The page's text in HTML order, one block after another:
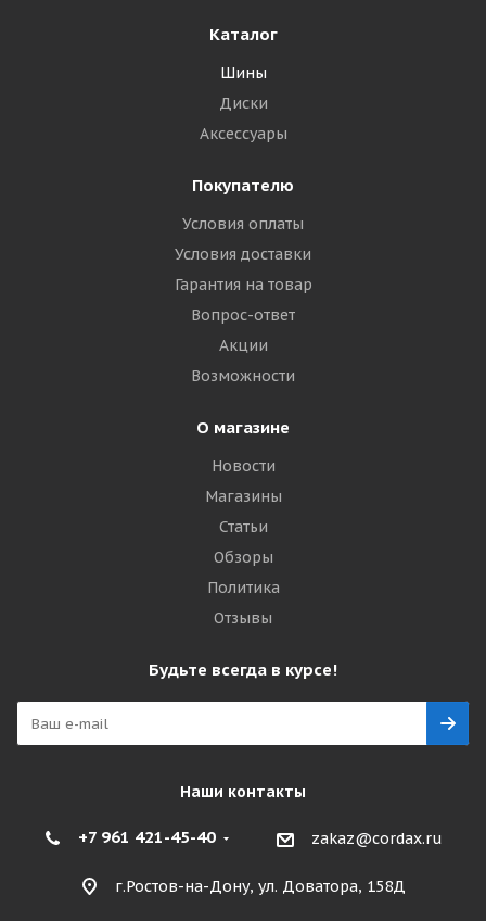
Каталог
Шины
Диски
Аксессуары
Покупателю
Условия оплаты
Условия доставки
Гарантия на товар
Вопрос-ответ
Акции
Возможности
О магазине
Новости
Магазины
Статьи
Обзоры
Политика
Отзывы
Будьте всегда в курсе!
Наши контакты
+7 961 421-45-40 zakaz@cordax.ru
г.Ростов-на-Дону, ул. Доватора, 158Д